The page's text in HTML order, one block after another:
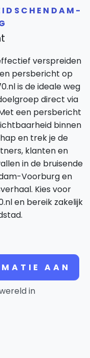
verspreiden
persbericht op
is de ideale weg
direct via
een persbericht
binnen
en trek je de
klanten en
in de bruisende
Voorburg en
Kies voor
en bereik zakelijk
AAN
in